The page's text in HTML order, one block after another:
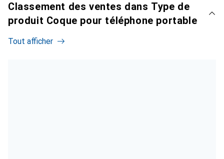
Classement des ventes dans Type de
produit Coque pour téléphone portable
Tout afficher